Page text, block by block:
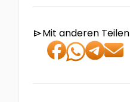
sendMit anderen Teilen